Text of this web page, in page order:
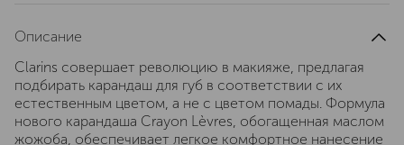
Описание
Clarins совершает революцию в макияже, предлагая
подбирать карандаш для губ в соответствии с их
естественным цветом, а не с цветом помады. Формула
нового карандаша Crayon Lèvres, обогащенная маслом
жожоба, обеспечивает легкое комфортное нанесение